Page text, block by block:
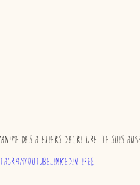
des ateliers d'écriture. Je suis
YouTubeLinkedinTipee